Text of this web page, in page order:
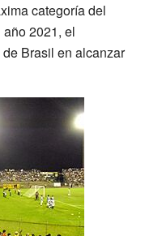
categoría del
2021, el
Brasil en alcanzar